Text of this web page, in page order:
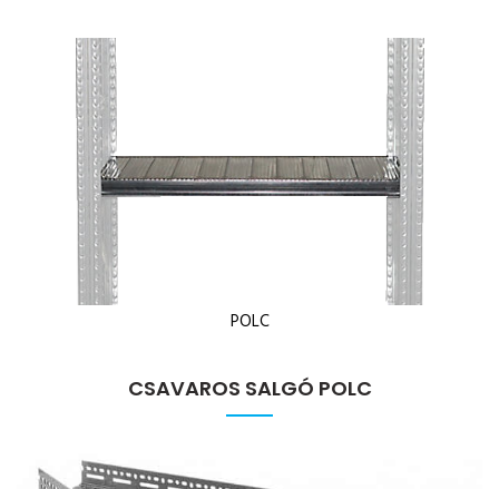
POLC
CSAVAROS SALGÓ POLC